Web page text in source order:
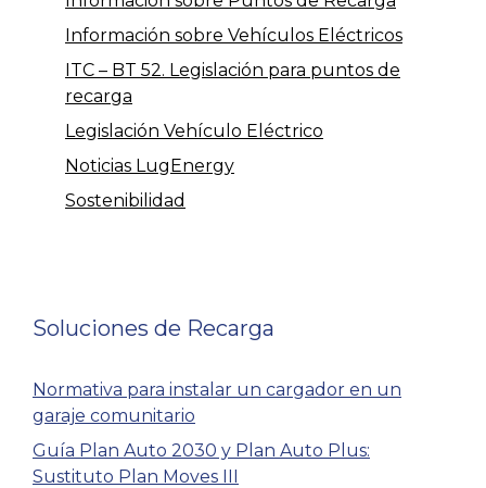
Información sobre Vehículos Eléctricos
ITC – BT 52. Legislación para puntos de
recarga
Legislación Vehículo Eléctrico
Noticias LugEnergy
Sostenibilidad
Soluciones de Recarga
Normativa para instalar un cargador en un
garaje comunitario
Guía Plan Auto 2030 y Plan Auto Plus:
Sustituto Plan Moves III